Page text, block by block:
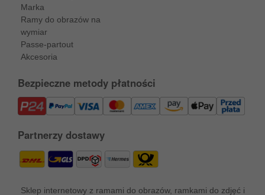
Marka
Ramy do obrazów na
wymiar
Passe-partout
Akcesoria
Bezpieczne metody płatności
Partnerzy dostawy
Sklep internetowy z ramami do obrazów, ramkami do zdjęć i